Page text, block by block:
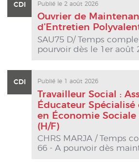
CDI Publié le 2 août 2026
Ouvrier de
d’Entretien
SAU75 D/ Temps
pourvoir dès le 1er août
CDI Publié le 1 août 2026
Travailleur Social :
Éducateur Spécialisé
en Économie
(H/F)
CHRS MARJA / Temps
66 - A pourvoir dès